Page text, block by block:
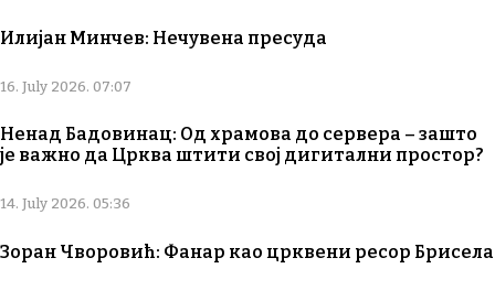
Илијан Минчев: Нечувена пресуда
16. July 2026. 07:07
Ненад Бадовинац: Од храмова до сервера – зашто
је важно да Црква штити свој дигитални простор?
14. July 2026. 05:36
Зоран Чворовић: Фанар као црквени ресор Брисела